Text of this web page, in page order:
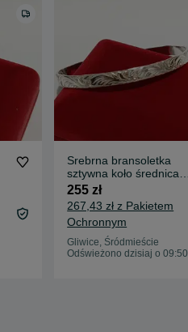
Srebrna bransoletka
sztywna koło średnica
6,4cm, srebro 830
255 zł
267,43 zł z Pakietem
Ochronnym
Gliwice, Śródmieście
Odświeżono dzisiaj o 09:50